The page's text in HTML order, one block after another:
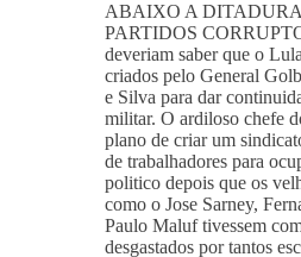
ABAIXO A
PARTIDOS
deveriam saber que o
criados pelo General
e Silva para dar
militar. O ardiloso chefe
plano de criar um
de trabalhadores para
politico depois que os
como o Jose Sarney,
Paulo Maluf tivessem
desgastados por tantos